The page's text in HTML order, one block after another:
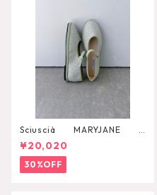
Sciuscià MARYJANE
（ARTICHOKE）
¥20,020
30%OFF